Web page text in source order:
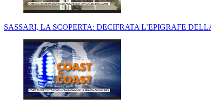
SASSARI, LA SCOPERTA: DECIFRATA L’EPIGRAFE